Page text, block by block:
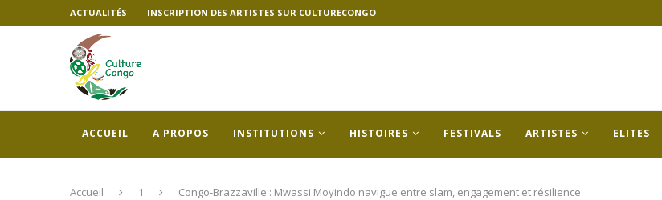
ACTUALITÉS INSCRIPTION DES ARTISTES SUR CULTURECONGO
ACCUEIL A PROPOS INSTITUTIONS HISTOIRES FESTIVALS ARTISTES ELITES
Accueil 1 Congo-Brazzaville : Mwassi Moyindo navigue entre slam, engagement et résilience